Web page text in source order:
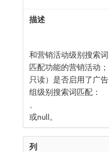
和营销活动级别搜索词
匹配功能的营销活动；
只读）是否启用了广告
组级别搜索词匹配：
、
​或null。